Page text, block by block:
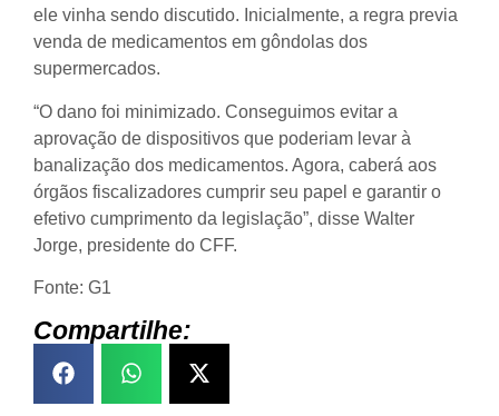
ele vinha sendo discutido. Inicialmente, a regra previa
venda de medicamentos em gôndolas dos
supermercados.
“O dano foi minimizado. Conseguimos evitar a
aprovação de dispositivos que poderiam levar à
banalização dos medicamentos. Agora, caberá aos
órgãos fiscalizadores cumprir seu papel e garantir o
efetivo cumprimento da legislação”, disse Walter
Jorge, presidente do CFF.
Fonte: G1
Compartilhe: